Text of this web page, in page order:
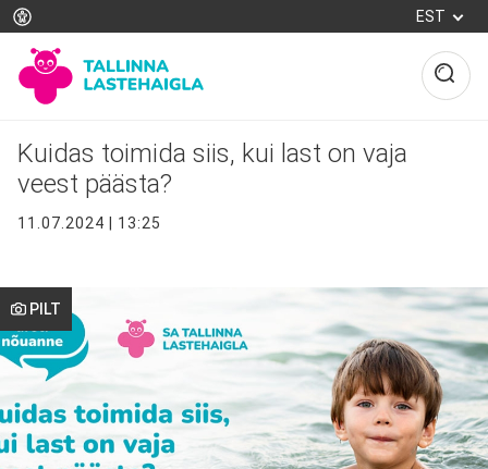
Liigu
edasi
põhisisu
juurde
EST
Kuidas toimida siis, kui last on vaja
veest päästa?
11.07.2024 | 13:25
PILT